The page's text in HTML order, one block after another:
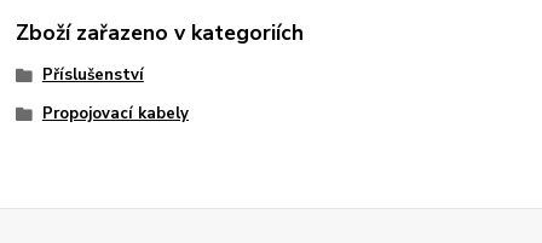
Zboží zařazeno v kategoriích
Příslušenství
Propojovací kabely